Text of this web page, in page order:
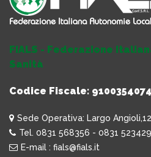
FIALS - Federazione
Sanità
Codice Fiscale:
Sede Operativa: Largo
Tel. 0831 568356 - 0831 523429
E-mail : fials@fials.it